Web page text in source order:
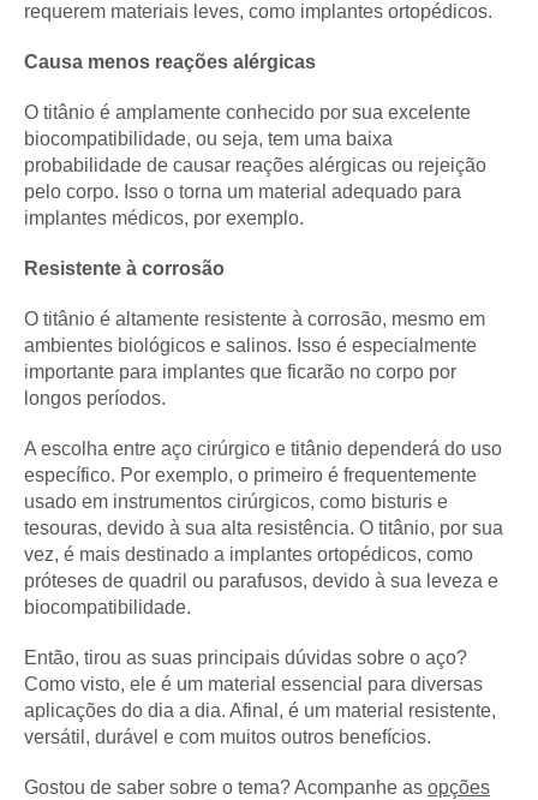
requerem materiais leves, como implantes ortopédicos.
Causa menos reações alérgicas
O titânio é amplamente conhecido por sua excelente
biocompatibilidade, ou seja, tem uma baixa
probabilidade de causar reações alérgicas ou rejeição
pelo corpo. Isso o torna um material adequado para
implantes médicos, por exemplo.
Resistente à corrosão
O titânio é altamente resistente à corrosão, mesmo em
ambientes biológicos e salinos. Isso é especialmente
importante para implantes que ficarão no corpo por
longos períodos.
A escolha entre aço cirúrgico e titânio dependerá do uso
específico. Por exemplo, o primeiro é frequentemente
usado em instrumentos cirúrgicos, como bisturis e
tesouras, devido à sua alta resistência. O titânio, por sua
vez, é mais destinado a implantes ortopédicos, como
próteses de quadril ou parafusos, devido à sua leveza e
biocompatibilidade.
Então, tirou as suas principais dúvidas sobre o aço?
Como visto, ele é um material essencial para diversas
aplicações do dia a dia. Afinal, é um material resistente,
versátil, durável e com muitos outros benefícios.
Gostou de saber sobre o tema? Acompanhe as opções